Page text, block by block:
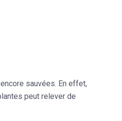
sauvées. En effet,
peut relever de